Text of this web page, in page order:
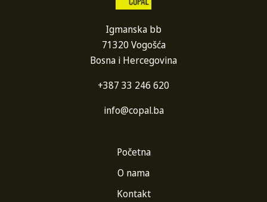
Igmanska bb
71320 Vogošća
Bosna i Hercegovina
+387 33 246 620
info@copal.ba
Početna
O nama
Kontakt